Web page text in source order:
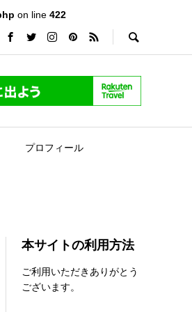
on line 422
プロフィール
本サイトの利用方法
ご利用いただきありがとう
ございます。